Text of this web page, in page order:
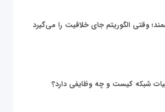
وقتی الگوریتم جای خلاقیت را می‌گیرد
شبکه کیست و چه وظایفی دارد؟